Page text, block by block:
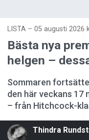
LISTA – 05 augusti 2026
Bästa nya
helgen –
Sommaren
den här veckans 17
– från Hitchcock-
Thindra